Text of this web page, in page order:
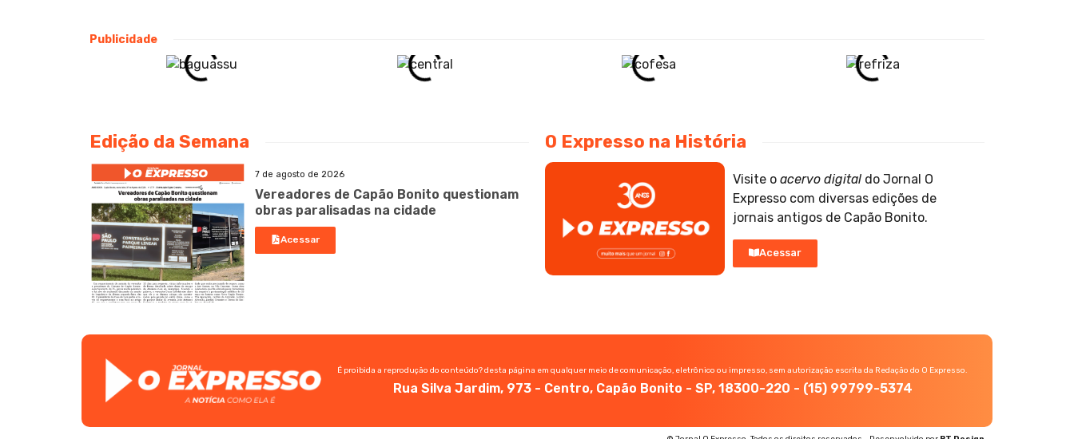
Publicidade
Edição da Semana
7 de agosto de 2026
Vereadores de Capão Bonito questionam
obras paralisadas na cidade
Acessar
O Expresso na História
Visite o acervo digital do Jornal O
Expresso com diversas edições de
jornais antigos de Capão Bonito.
Acessar
É proibida a reprodução do conteúdo? desta página em qualquer meio de comunicação, eletrônico ou impresso, sem autorização escrita da Redação do O Expresso.
Rua Silva Jardim, 973 - Centro, Capão Bonito - SP, 18300-220 - (15) 99799-5374